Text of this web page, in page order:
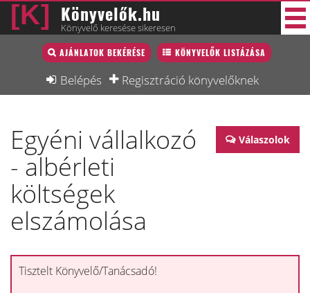
Könyvelők.hu
Könyvelő keresése sikeresen
AJÁNLATOK BEKÉRÉSE KÖNYVELŐK LISTÁZÁSA
Belépés Regisztráció könyvelőknek
Könyvelő lista
Könyvelési munkák
Interjú
Blog
Állás
Képzésnaptár
Válaszolok
Egyéni vállalkozó
- albérleti
költségek
elszámolása
Tisztelt Könyvelő/Tanácsadó!